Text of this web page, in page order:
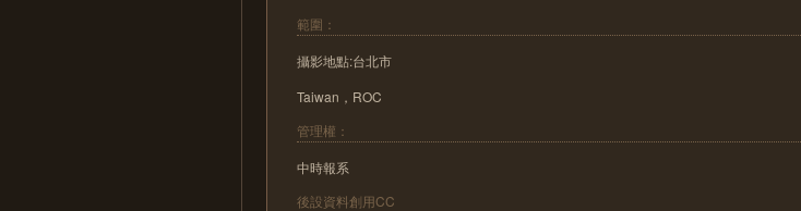
範圍：
攝影地點:台北市
Taiwan，ROC
管理權：
中時報系
後設資料創用CC